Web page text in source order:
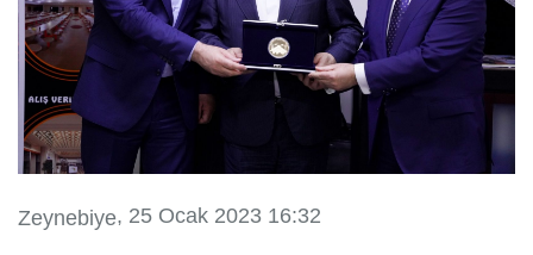
Zeynebiye, 25 Ocak 2023 16:32